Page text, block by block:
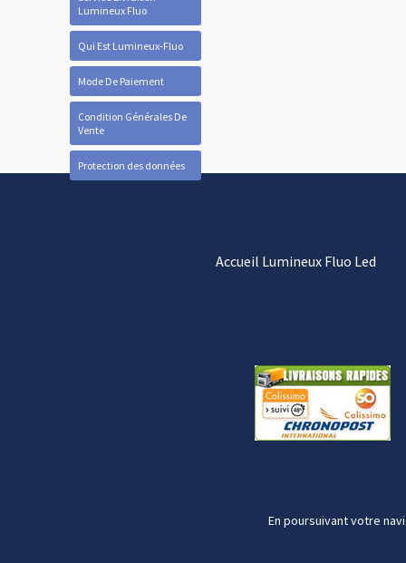
Lumineux Fluo
Qui Est Lumineux-Fluo
Mode De Paiement
Condition Générales De
Vente
Protection des données
Accueil Lumineux Fluo Led
En poursuivant votre